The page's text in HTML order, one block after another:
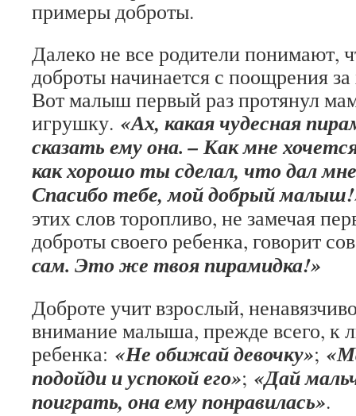
примеры доброты.
Далеко не все родители понимают,
доброты начинается с поощрения
Вот малыш первый раз протянул
игрушку. «Ах, какая чудесная
сказать ему она. – Как мне
как хорошо ты сделал, что дал
Спасибо тебе, мой добрый
этих слов торопливо, не замечая
доброты своего ребенка, говорит
сам. Это же твоя пирамидка!»
Доброте учит взрослый,
внимание малыша, прежде всего, к
ребенка: «Не обижай девочку»;
подойди и успокой его»; «Дай
поиграть, она ему понравилась».